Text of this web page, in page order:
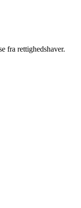
fra rettighedshaver.